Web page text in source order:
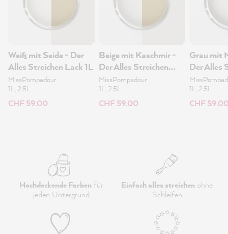
Weiß mit Seide - Der
Alles Streichen Lack 1L
MissPompadour
1L, 2.5L
CHF 59.00
Beige mit Kaschmir -
Der Alles Streichen
Lack 1L
MissPompadour
1L, 2.5L
CHF 59.00
Grau mit
Der Alles
Lack 1L
1L, 2.5L
CHF
Hochdeckende Farbenfür
jeden Untergrund
Einfach alles streichen ohne
Schleifen